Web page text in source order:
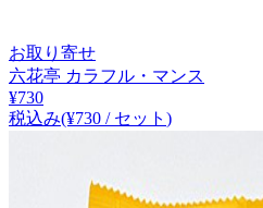
お取り寄せ
六花亭 カラフル・マンス
¥730
税込み(¥730 / セット )